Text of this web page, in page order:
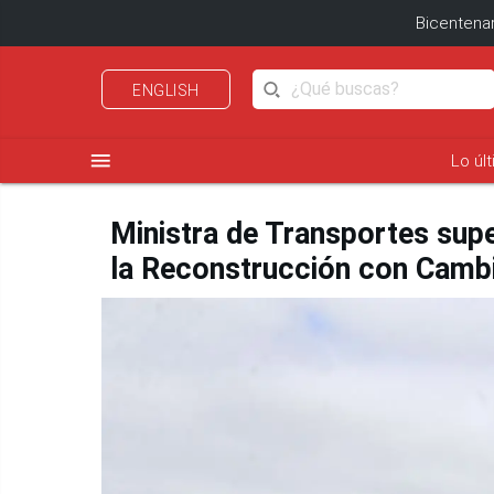
ENGLISH
menu Lo
Ministra de Transportes
la Reconstrucción con